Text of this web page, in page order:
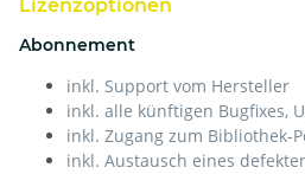
Lizenzoptionen
Abonnement
inkl. Support vom Hersteller
inkl. alle künftigen Bugfixes,
inkl. Zugang zum Bibliothek-
inkl. Austausch eines